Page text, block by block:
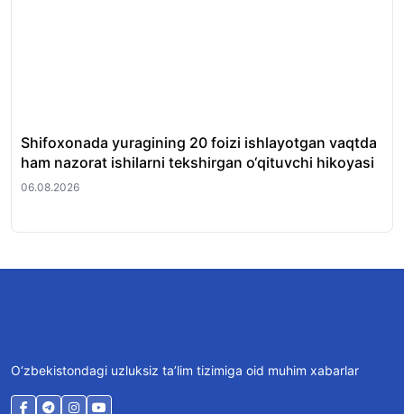
Shifoxonada yuragining 20 foizi ishlayotgan vaqtda
ham nazorat ishilarni tekshirgan o‘qituvchi hikoyasi
06.08.2026
O‘zbekistondagi uzluksiz ta’lim tizimiga oid muhim xabarlar